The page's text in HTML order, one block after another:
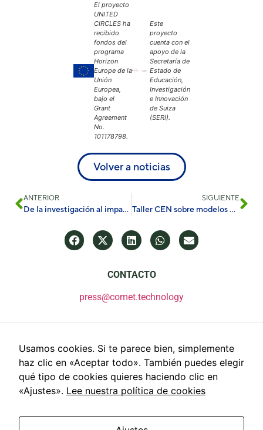
El proyecto
UNITED
CIRCLES ha
recibido
fondos del
programa
Horizon
Europe de la
Unión
Europea,
bajo el
Grant
Agreement
No.
101178798.
Este
proyecto
cuenta con el
apoyo de la
Secretaría de
Estado de
Educación,
Investigación
e Innovación
de Suiza
(SERI).
Volver a noticias
ANTERIOR
De la investigación al impacto en el mundo real: cómo COMET conecta a PeCATHS con la sociedad.
SIGUIENTE
Taller CEN sobre modelos de simulación matemática para tiempo real, SIMBOTs
CONTACTO
press@comet.technology
Usamos cookies. Si te parece bien, simplemente
haz clic en «Aceptar todo». También puedes elegir
qué tipo de cookies quieres haciendo clic en
«Ajustes». Lee nuestra política de cookies